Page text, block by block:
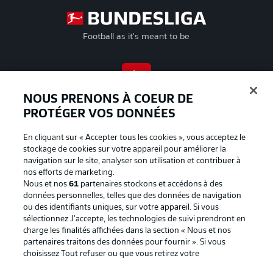
Football as it's meant to be
BUNDESLIGA APP
Proposé par
NOUS PRENONS À COEUR DE
PROTÉGER VOS DONNÉES
En cliquant sur « Accepter tous les cookies », vous acceptez le
stockage de cookies sur votre appareil pour améliorer la
navigation sur le site, analyser son utilisation et contribuer à
nos efforts de marketing.
Nous et nos61 partenaires stockons et accédons à des
données personnelles, telles que des données de navigation
ou des identifiants uniques, sur votre appareil. Si vous
sélectionnez J'accepte, les technologies de suivi prendront en
charge les finalités affichées dans la section « Nous et nos
partenaires traitons des données pour fournir ». Si vous
choisissez Tout refuser ou que vous retirez votre